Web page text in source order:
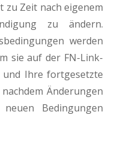
Zeit nach eigenem
zu ändern.
werden
sie auf der FN-Link-
und Ihre fortgesetzte
Änderungen
Bedingungen